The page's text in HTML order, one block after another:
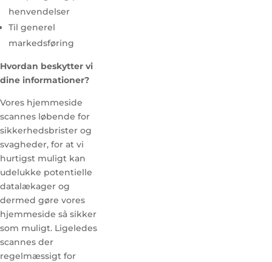
henvendelser
Til generel
markedsføring
Hvordan beskytter vi
dine informationer?
Vores hjemmeside
scannes løbende for
sikkerhedsbrister og
svagheder, for at vi
hurtigst muligt kan
udelukke potentielle
datalækager og
dermed gøre vores
hjemmeside så sikker
som muligt. Ligeledes
scannes der
regelmæssigt for